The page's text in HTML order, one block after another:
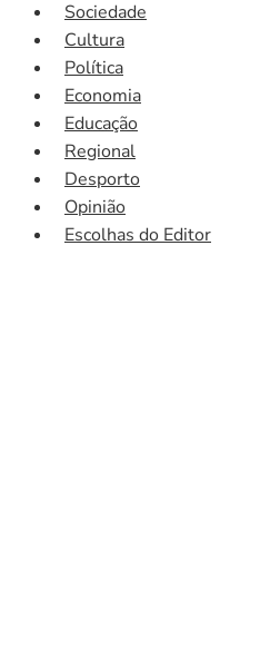
Sociedade
Cultura
Política
Economia
Educação
Regional
Desporto
Opinião
Escolhas do Editor